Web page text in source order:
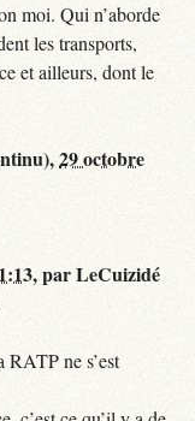
moi. Qui n’aborde
les transports,
et ailleurs, dont le
29 octobre
,parLeCuizidé
RATP ne s’est